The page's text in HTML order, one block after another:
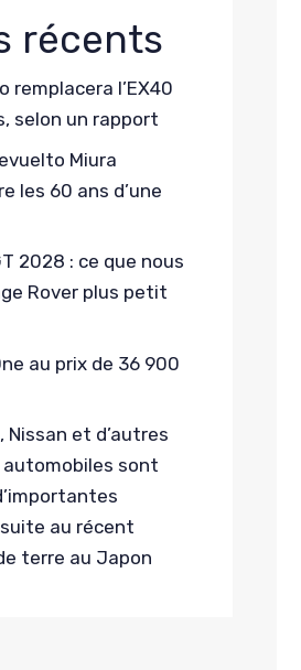
récents
remplacera l’EX40
selon un rapport
Miura
les 60 ans d’une
2028 : ce que nous
Rover plus petit
au prix de 36 900
Nissan et d’autres
sont
au récent
terre au Japon